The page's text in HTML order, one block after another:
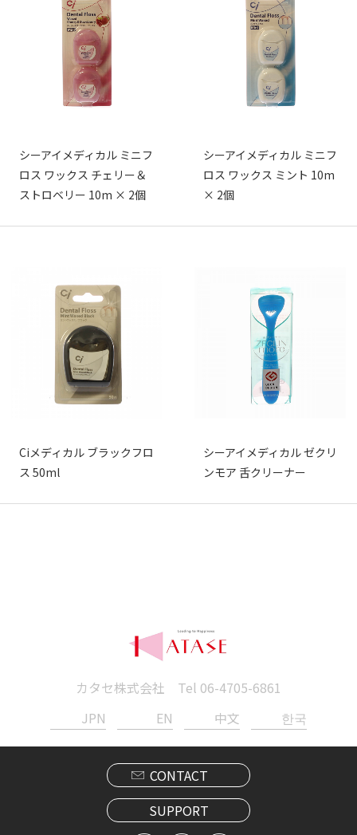
シーアイメディカル ミニフ
ロス ワックス チェリー＆
ストロベリー 10m × 2個
シーアイメディカル ミニフ
ロス ワックス ミント 10m
× 2個
Ciメディカル ブラックフロ
ス 50ml
シーアイメディカル ゼクリ
ンモア 舌クリーナー
カタセ株式会社 Tel 06-4705-6861
JPN
EN 中文 한국
CONTACT
SUPPORT